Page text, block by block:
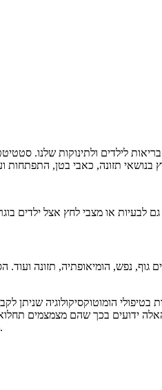
לילדים ולתינוקות שלנו.
גוף, נפש, הומיאופתיה, תזונה
בטיפולי הומוטוקסיקולוגיה
ידועים בכך שהם מצמצמים
מתכננות להיכנס להיריון, לא כדאי לכן להסיר את הסעיף של רפואה משלימה מהביטוח, למרות שהוא מייקר אותו.